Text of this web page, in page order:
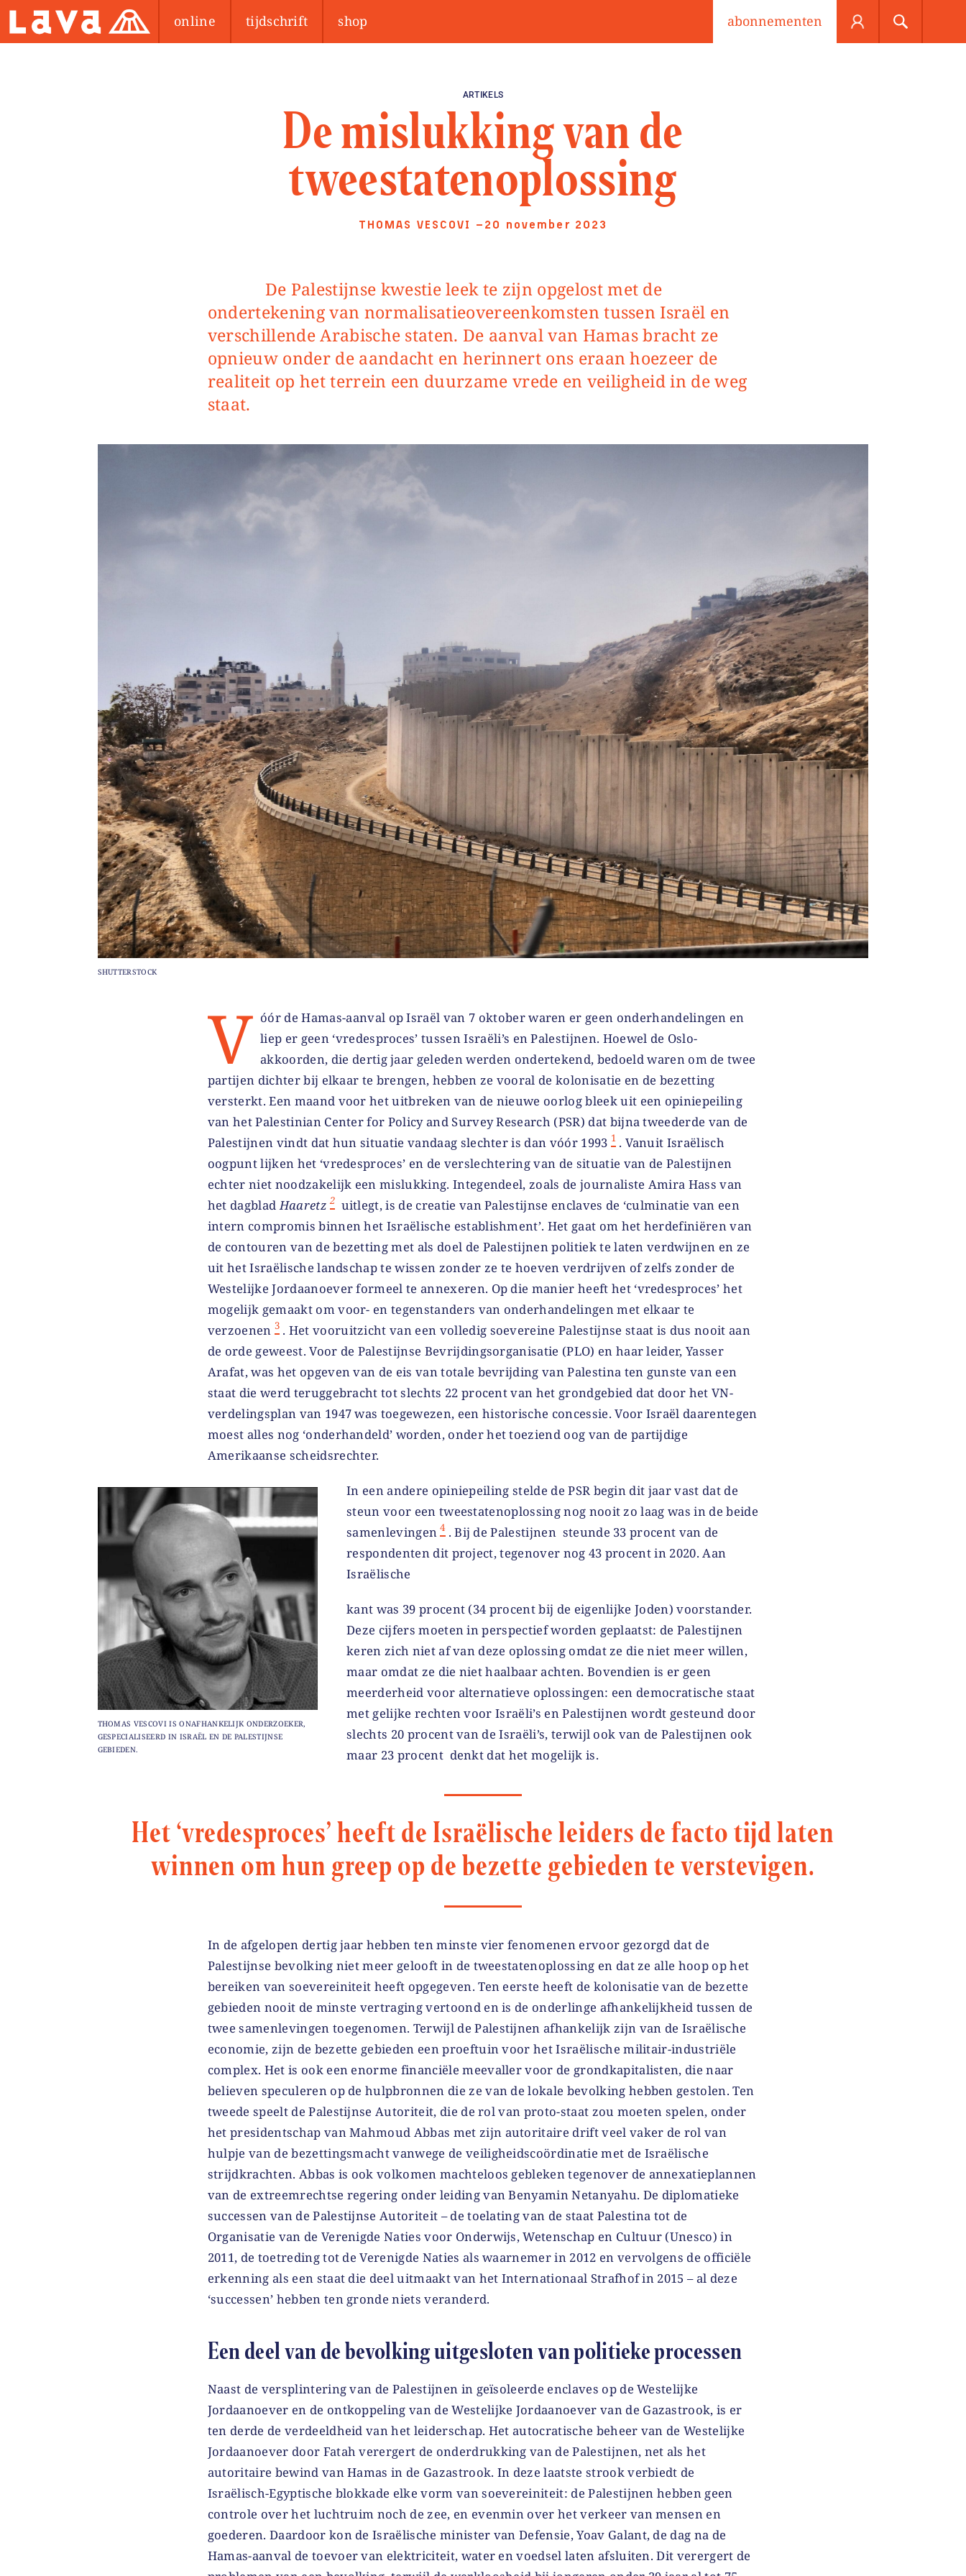
online tijdschrift shop abonnementen
ARTIKELS
De mislukking van de
tweestatenoplossing
THOMAS VESCOVI —20 november 2023
De Palestijnse kwestie leek te zijn opgelost met de
ondertekening van normalisatieovereenkomsten tussen Israël en
verschillende Arabische staten. De aanval van Hamas bracht ze
opnieuw onder de aandacht en herinnert ons eraan hoezeer de
realiteit op het terrein een duurzame vrede en veiligheid in de weg
staat.
SHUTTERSTOCK
V óór de Hamas-aanval op Israël van 7 oktober waren er geen onderhandelingen en
liep er geen ‘vredesproces’ tussen Israëli’s en Palestijnen. Hoewel de Oslo-
akkoorden, die dertig jaar geleden werden ondertekend, bedoeld waren om de twee
partijen dichter bij elkaar te brengen, hebben ze vooral de kolonisatie en de bezetting
versterkt. Een maand voor het uitbreken van de nieuwe oorlog bleek uit een opiniepeiling
van het Palestinian Center for Policy and Survey Research (PSR) dat bijna tweederde van de
Palestijnen vindt dat hun situatie vandaag slechter is dan vóór 1993 1 . Vanuit Israëlisch
oogpunt lijken het ‘vredesproces’ en de verslechtering van de situatie van de Palestijnen
echter niet noodzakelijk een mislukking. Integendeel, zoals de journaliste Amira Hass van
het dagbladHaaretz 2 uitlegt, is de creatie van Palestijnse enclaves de ‘culminatie van een
intern compromis binnen het Israëlische establishment’. Het gaat om het herdefiniëren van
de contouren van de bezetting met als doel de Palestijnen politiek te laten verdwijnen en ze
uit het Israëlische landschap te wissen zonder ze te hoeven verdrijven of zelfs zonder de
Westelijke Jordaanoever formeel te annexeren. Op die manier heeft het ‘vredesproces’ het
mogelijk gemaakt om voor- en tegenstanders van onderhandelingen met elkaar te
verzoenen 3 . Het vooruitzicht van een volledig soevereine Palestijnse staat is dus nooit aan
de orde geweest. Voor de Palestijnse Bevrijdingsorganisatie (PLO) en haar leider, Yasser
Arafat, was het opgeven van de eis van totale bevrijding van Palestina ten gunste van een
staat die werd teruggebracht tot slechts 22 procent van het grondgebied dat door het VN-
verdelingsplan van 1947 was toegewezen, een historische concessie. Voor Israël daarentegen
moest alles nog ‘onderhandeld’ worden, onder het toeziend oog van de partijdige
Amerikaanse scheidsrechter.
THOMAS VESCOVI IS ONAFHANKELIJK ONDERZOEKER,
GESPECIALISEERD IN ISRAËL EN DE PALESTIJNSE
GEBIEDEN.
In een andere opiniepeiling stelde de PSR begin dit jaar vast dat de
steun voor een tweestatenoplossing nog nooit zo laag was in de beide
samenlevingen 4 . Bij de Palestijnen steunde 33 procent van de
respondenten dit project, tegenover nog 43 procent in 2020. Aan
Israëlische
kant was 39 procent (34 procent bij de eigenlijke Joden) voorstander.
Deze cijfers moeten in perspectief worden geplaatst: de Palestijnen
keren zich niet af van deze oplossing omdat ze die niet meer willen,
maar omdat ze die niet haalbaar achten. Bovendien is er geen
meerderheid voor alternatieve oplossingen: een democratische staat
met gelijke rechten voor Israëli’s en Palestijnen wordt gesteund door
slechts 20 procent van de Israëli’s, terwijl ook van de Palestijnen ook
maar 23 procent denkt dat het mogelijk is.
Het ‘vredesproces’ heeft de Israëlische leiders de facto tijd laten
winnen om hun greep op de bezette gebieden te verstevigen.
In de afgelopen dertig jaar hebben ten minste vier fenomenen ervoor gezorgd dat de
Palestijnse bevolking niet meer gelooft in de tweestatenoplossing en dat ze alle hoop op het
bereiken van soevereiniteit heeft opgegeven. Ten eerste heeft de kolonisatie van de bezette
gebieden nooit de minste vertraging vertoond en is de onderlinge afhankelijkheid tussen de
twee samenlevingen toegenomen. Terwijl de Palestijnen afhankelijk zijn van de Israëlische
economie, zijn de bezette gebieden een proeftuin voor het Israëlische militair-industriële
complex. Het is ook een enorme financiële meevaller voor de grondkapitalisten, die naar
believen speculeren op de hulpbronnen die ze van de lokale bevolking hebben gestolen. Ten
tweede speelt de Palestijnse Autoriteit, die de rol van proto-staat zou moeten spelen, onder
het presidentschap van Mahmoud Abbas met zijn autoritaire drift veel vaker de rol van
hulpje van de bezettingsmacht vanwege de veiligheidscoördinatie met de Israëlische
strijdkrachten. Abbas is ook volkomen machteloos gebleken tegenover de annexatieplannen
van de extreemrechtse regering onder leiding van Benyamin Netanyahu. De diplomatieke
successen van de Palestijnse Autoriteit – de toelating van de staat Palestina tot de
Organisatie van de Verenigde Naties voor Onderwijs, Wetenschap en Cultuur (Unesco) in
2011, de toetreding tot de Verenigde Naties als waarnemer in 2012 en vervolgens de officiële
erkenning als een staat die deel uitmaakt van het Internationaal Strafhof in 2015 – al deze
‘successen’ hebben ten gronde niets veranderd.
Een deel van de bevolking uitgesloten van politieke processen
Naast de versplintering van de Palestijnen in geïsoleerde enclaves op de Westelijke
Jordaanoever en de ontkoppeling van de Westelijke Jordaanoever van de Gazastrook, is er
ten derde de verdeeldheid van het leiderschap. Het autocratische beheer van de Westelijke
Jordaanoever door Fatah verergert de onderdrukking van de Palestijnen, net als het
autoritaire bewind van Hamas in de Gazastrook. In deze laatste strook verbiedt de
Israëlisch-Egyptische blokkade elke vorm van soevereiniteit: de Palestijnen hebben geen
controle over het luchtruim noch de zee, en evenmin over het verkeer van mensen en
goederen. Daardoor kon de Israëlische minister van Defensie, Yoav Galant, de dag na de
Hamas-aanval de toevoer van elektriciteit, water en voedsel laten afsluiten. Dit verergert de